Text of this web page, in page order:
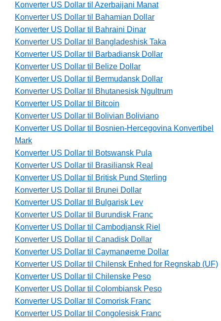
Konverter US Dollar til Azerbaijani Manat
Konverter US Dollar til Bahamian Dollar
Konverter US Dollar til Bahraini Dinar
Konverter US Dollar til Bangladeshisk Taka
Konverter US Dollar til Barbadiansk Dollar
Konverter US Dollar til Belize Dollar
Konverter US Dollar til Bermudansk Dollar
Konverter US Dollar til Bhutanesisk Ngultrum
Konverter US Dollar til Bitcoin
Konverter US Dollar til Bolivian Boliviano
Konverter US Dollar til Bosnien-Hercegovina Konvertibel
Mark
Konverter US Dollar til Botswansk Pula
Konverter US Dollar til Brasiliansk Real
Konverter US Dollar til Britisk Pund Sterling
Konverter US Dollar til Brunei Dollar
Konverter US Dollar til Bulgarisk Lev
Konverter US Dollar til Burundisk Franc
Konverter US Dollar til Cambodjansk Riel
Konverter US Dollar til Canadisk Dollar
Konverter US Dollar til Caymanøerne Dollar
Konverter US Dollar til Chilensk Enhed for Regnskab (UF)
Konverter US Dollar til Chilenske Peso
Konverter US Dollar til Colombiansk Peso
Konverter US Dollar til Comorisk Franc
Konverter US Dollar til Congolesisk Franc